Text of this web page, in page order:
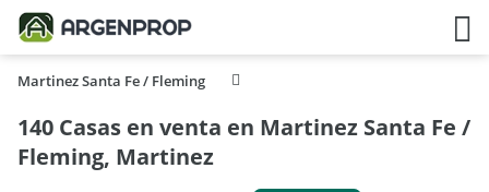
Martinez Santa Fe / Fleming
140 Casas en venta en Martinez Santa Fe /
Fleming, Martinez